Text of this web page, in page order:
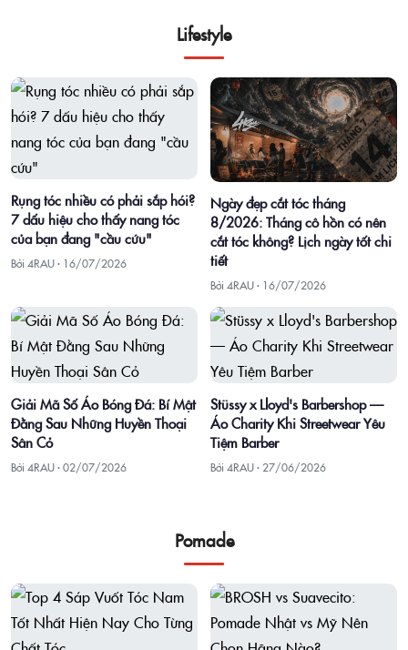
Lifestyle
Rụng tóc nhiều có phải sắp hói?
7 dấu hiệu cho thấy nang tóc
của bạn đang "cầu cứu"
Bởi 4RAU · 16/07/2026
Ngày đẹp cắt tóc tháng
8/2026: Tháng cô hồn có nên
cắt tóc không? Lịch ngày tốt chi
tiết
Bởi 4RAU · 16/07/2026
Giải Mã Số Áo Bóng Đá: Bí Mật
Đằng Sau Những Huyền Thoại
Sân Cỏ
Bởi 4RAU ·02/07/2026
Stüssy x Lloyd's Barbershop —
Áo Charity Khi Streetwear Yêu
Tiệm Barber
Bởi 4RAU · 27/06/2026
Pomade